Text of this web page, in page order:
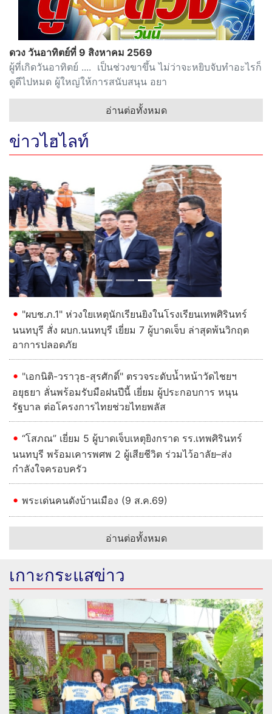
ดวง วันอาทิตย์ที่ 9 สิงหาคม 2569
ผู้ที่เกิดวันอาทิตย์ .... เป็นช่วงขาขึ้น ไม่ว่าจะหยิบจับทำอะไรก็
ดูดีไปหมด ผู้ใหญ่ให้การสนับสนุน อยา
อ่านต่อทั้งหมด
ข่าวไฮไลท์
Previous
"ผบช.ภ.1" ห่วงใยเหตุนักเรียนยิงในโรงเรียนเทพศิรินทร์
นนทบุรี สั่ง ผบก.นนทบุรี เยี่ยม 7 ผู้บาดเจ็บ ล่าสุดพ้นวิกฤต
อาการปลอดภัย
"เอกนิติ-วราวุธ-สุรศักดิ์" ตรวจระดับน้ำหน้าวัดไชยฯ
อยุธยา ลั่นพร้อมรับมือฝนปีนี้ เยี่ยม ผู้ประกอบการ หนุน
รัฐบาล ต่อโครงการไทยช่วยไทยพลัส
“โสภณ” เยี่ยม 5 ผู้บาดเจ็บเหตุยิงกราด รร.เทพศิรินทร์
นนทบุรี พร้อมเคารพศพ 2 ผู้เสียชีวิต ร่วมไว้อาลัย–ส่ง
กำลังใจครอบครัว
พระเด่นคนดังบ้านเมือง (9 ส.ค.69)
อ่านต่อทั้งหมด
เกาะกระแสข่าว